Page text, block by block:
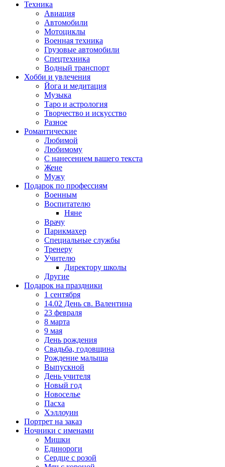
Техника
Авиация
Автомобили
Мотоциклы
Военная техника
Грузовые автомобили
Спецтехника
Водный транспорт
Хобби и увлечения
Йога и медитация
Музыка
Таро и астрология
Творчество и искусство
Разное
Романтические
Любимой
Любимому
С нанесением вашего текста
Жене
Мужу
Подарок по профессиям
Военным
Воспитателю
Няне
Врачу
Парикмахер
Специальные службы
Тренеру
Учителю
Директору школы
Другие
Подарок на праздники
1 сентября
14.02 День св. Валентина
23 февраля
8 марта
9 мая
День рождения
Свадьба, годовщина
Рождение малыша
Выпускной
День учителя
Новый год
Новоселье
Пасха
Хэллоуин
Портрет на заказ
Ночники с именами
Мишки
Единороги
Сердце с розой